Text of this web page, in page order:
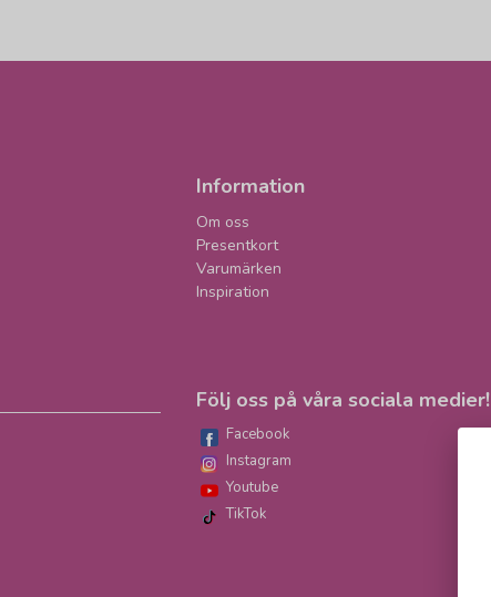
Information
Om oss
Presentkort
Varumärken
Inspiration
Följ oss på våra sociala medier!
Facebook
Instagram
Youtube
TikTok